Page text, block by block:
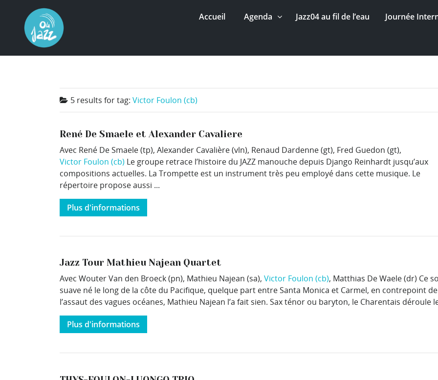
Accueil Agenda Jazz04 au fil de l’eau Journée
5 results fortag: Victor Foulon (cb)
René De Smaele et Alexander Cavaliere
Avec René De Smaele (tp), Alexander Cavalière (vln), Renaud Dardenne (gt), Fred Guedon (gt),
Victor Foulon (cb) Le groupe retrace l’histoire du JAZZ manouche depuis Django Reinhardt jusqu’aux
compositions actuelles. La Trompette est un instrument très peu employé dans cette musique. Le
répertoire propose aussi ...
Plus d'informations
Jazz Tour Mathieu Najean Quartet
Avec Wouter Van den Broeck (pn), Mathieu Najean (sa), Victor Foulon (cb), Matthias De Waele (dr) Ce
suave né le long de la côte du Pacifique, quelque part entre Santa Monica et Carmel, en contrepoint de
l’assaut des vagues océanes, Mathieu Najean l’a fait sien. Sax ténor ou baryton, le Charentais déroule
Plus d'informations